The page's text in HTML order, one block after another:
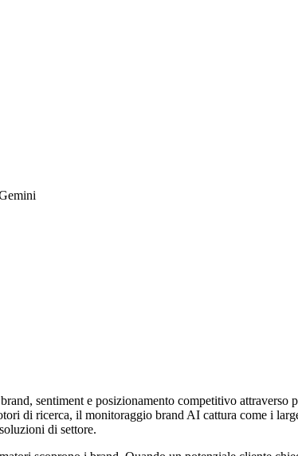
sentiment e posizionamento competitivo
di ricerca, il monitoraggio brand AI cattura come i
di settore.